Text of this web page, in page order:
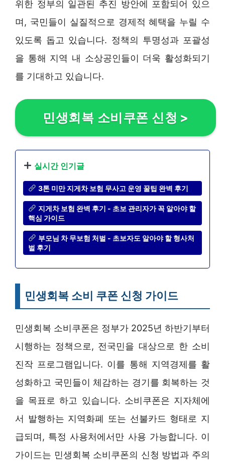
위한 정부의 일관된 추진 방안에 포함되어 있으
며, 국민들이 실질적으로 경제적 혜택을 누릴 수
있도록 돕고 있습니다. 정책의 투명성과 포괄성
을 통해 지역 내 소상공인들이 더욱 활성화되기
를 기대하고 있습니다.
민생회복 소비쿠폰 신청 >
실시간 인기글
3톤 미만 지게차 보험 무사고 운영 꿀팁 완벽 후기
지게차 보험 완벽 후기 - 초보 관리자가 꼭 알아야 할
핵심 가이드
부모님 차 무보험 처벌 - 초보자도 알아야 할 형사처
벌 후기
민생회복 소비 쿠폰 신청 가이드
민생회복 소비쿠폰은 정부가 2025년 하반기부터
시행하는 정책으로, 전국민을 대상으로 한 소비
진작 프로그램입니다. 이를 통해 지역경제를 활
성화하고 국민들이 체감하는 경기를 회복하는 것
을 목표로 하고 있습니다. 소비쿠폰은 지자체에
서 발행하는 지역화폐 또는 선불카드 형태로 지
급되며, 특정 사용처에서만 사용 가능합니다. 이
가이드는 민생회복 소비쿠폰의 신청 방법과 주의